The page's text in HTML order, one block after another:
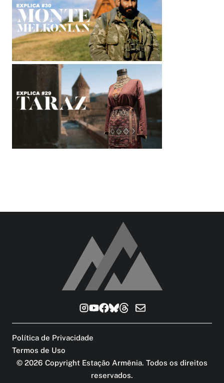
© 2026 Copyright Estação Armênia. Todos os direitos
reservados.
Política de Privacidade
Termos de Uso